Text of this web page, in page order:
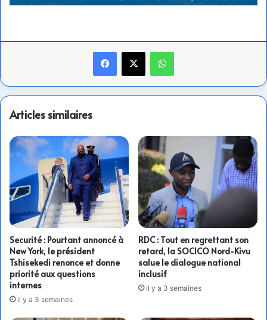
Facebook
X WhatsApp
Articles similaires
Securité : Pourtant annoncé à
New York, le président
Tshisekedi renonce et donne
priorité aux questions
internes
il y a 3 semaines
RDC : Tout en regrettant son
retard, la SOCICO Nord-Kivu
salue le dialogue national
inclusif
il y a 3 semaines